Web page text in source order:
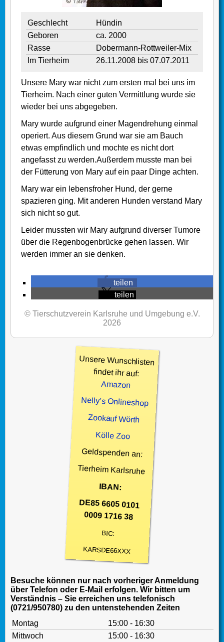
Geschlecht
Hündin
Geboren
ca. 2000
Rasse
Dobermann-Rottweiler-Mix
Im Tierheim
26.11.2008 bis 07.07.2011
Unsere Mary war nicht zum ersten mal bei uns im
Tierheim. Nach einer guten Vermittlung wurde sie
wieder bei uns abgegeben.
Mary wurde aufgrund einer Magendrehung einmal
operiert. Aus diesem Grund war sie am Bauch
etwas empfindlich und mochte es nicht dort
angefasst zu werden.Außerdem musste man bei
der Fütterung von Mary auf ein paar Dinge achten.
Mary war ein lebensfroher Hund, der gerne
spazieren ging. Mit anderen Hunden verstand Mary
sich nicht so gut.
Leider mussten wir Mary aufgrund diverser Tumore
über die Regenbogenbrücke gehen lassen. Wir
werden immer an sie denken.
teilen
teilen
© Tierschutzverein Karlsruhe und Umgebung e.V.
2026
Unsere Wunschlisten
findet ihr auf:
Amazon
Nelly’s Onlineshop
Zookauf Wörth
Kölle Zoo
Geldspenden an:
Tierheim Karlsruhe
IBAN:
DE85 6605 0101
0009 1716 38
BIC:
KARSDE66XXX
Besuche können nur nach vorheriger Anmeldung
über Telefon oder E-Mail erfolgen. Wir bitten um
Verständnis – Sie erreichen uns telefonisch
(0721/950780) zu den untenstehenden Zeiten
Montag
15:00 - 16:30
Mittwoch
15:00 - 16:30